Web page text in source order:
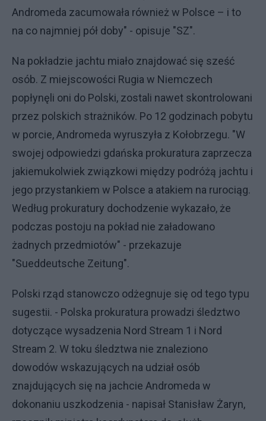
Andromeda zacumowała również w Polsce – i to
na co najmniej pół doby" - opisuje "SZ".
Na pokładzie jachtu miało znajdować się sześć
osób. Z miejscowości Rugia w Niemczech
popłynęli oni do Polski, zostali nawet skontrolowani
przez polskich strażników. Po 12 godzinach pobytu
w porcie, Andromeda wyruszyła z Kołobrzegu. "W
swojej odpowiedzi gdańska prokuratura zaprzecza
jakiemukolwiek związkowi między podróżą jachtu i
jego przystankiem w Polsce a atakiem na rurociąg.
Według prokuratury dochodzenie wykazało, że
podczas postoju na pokład nie załadowano
żadnych przedmiotów" - przekazuje
"Sueddeutsche Zeitung".
Polski rząd stanowczo odżegnuje się od tego typu
sugestii. - Polska prokuratura prowadzi śledztwo
dotyczące wysadzenia Nord Stream 1 i Nord
Stream 2. W toku śledztwa nie znaleziono
dowodów wskazujących na udział osób
znajdujących się na jachcie Andromeda w
dokonaniu uszkodzenia - napisał Stanisław Żaryn,